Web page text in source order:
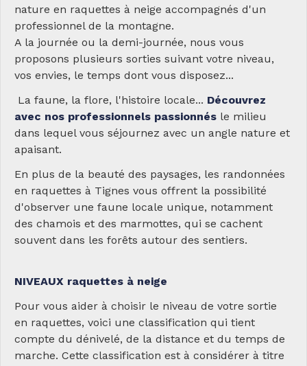
nature en raquettes à neige accompagnés d'un
professionnel de la montagne.
A la journée ou la demi-journée, nous vous
proposons plusieurs sorties suivant votre niveau,
vos envies, le temps dont vous disposez...
La faune, la flore, l'histoire locale... Découvrez
avec nos professionnels passionnés le milieu
dans lequel vous séjournez avec un angle nature et
apaisant.
En plus de la beauté des paysages, les randonnées
en raquettes à Tignes vous offrent la possibilité
d'observer une faune locale unique, notamment
des chamois et des marmottes, qui se cachent
souvent dans les forêts autour des sentiers.
NIVEAUX raquettes à neige
Pour vous aider à choisir le niveau de votre sortie
en raquettes, voici une classification qui tient
compte du dénivelé, de la distance et du temps de
marche. Cette classification est à considérer à titre